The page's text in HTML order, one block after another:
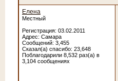
Елена
Местный
Регистрация: 03.02.2011
Адрес: Самара
Сообщений: 3,455
Сказал(а) спасибо: 23,648
Поблагодарили 8,532 раз(а) в
3,104 сообщениях